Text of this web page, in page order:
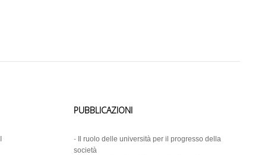
PUBBLICAZIONI
-
Il ruolo delle università per il progresso della
società